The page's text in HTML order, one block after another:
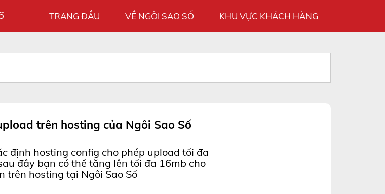
TRANG ĐẦU VỀ NGÔI SAO SỐ KHU VỰC KHÁCH HÀNG
trên hosting của Ngôi Sao Số
định hosting config cho phép upload tối đa
đây bạn có thể tăng lên tối đa 16mb cho
trên hosting tại Ngôi Sao Số